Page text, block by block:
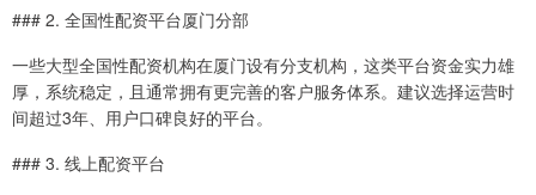
### 2. 全国性配资平台厦门分部
一些大型全国性配资机构在厦门设有分支机构，这类平台资金实力雄
厚，系统稳定，且通常拥有更完善的客户服务体系。建议选择运营时
间超过3年、用户口碑良好的平台。
### 3. 线上配资平台